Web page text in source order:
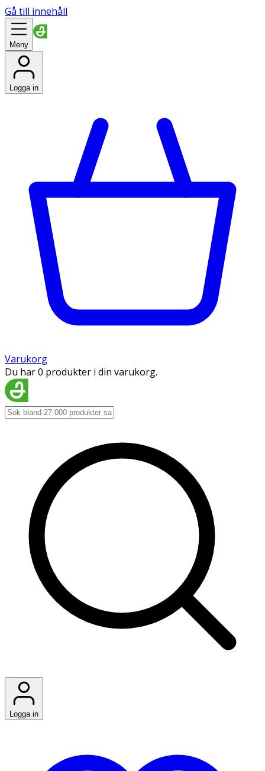
Gå till innehåll
Meny
Logga in
Varukorg
Du har 0 produkter i din varukorg.
Logga in